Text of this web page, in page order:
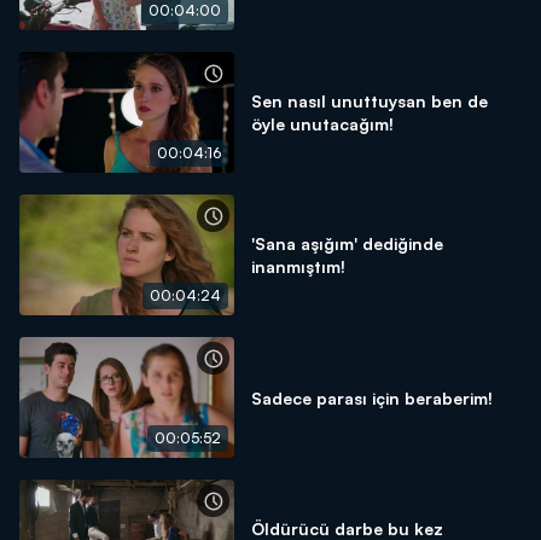
00:04:00
00:04:16
Sen nasıl unuttuysan ben de
öyle unutacağım!
00:04:24
'Sana aşığım' dediğinde
inanmıştım!
00:05:52
Sadece parası için beraberim!
Öldürücü darbe bu kez